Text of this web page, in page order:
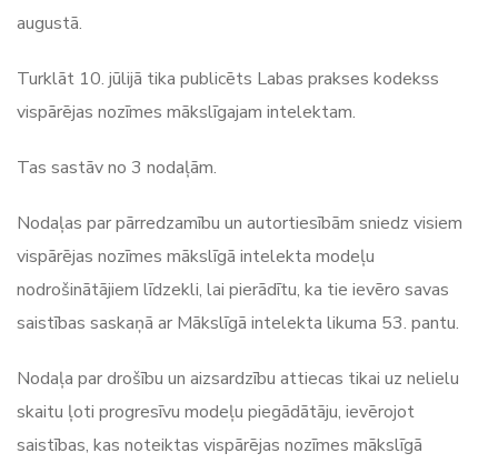
augustā.
Turklāt 10. jūlijā tika publicēts Labas prakses kodekss
vispārējas nozīmes mākslīgajam intelektam.
Tas sastāv no 3 nodaļām.
Nodaļas par pārredzamību un autortiesībām sniedz visiem
vispārējas nozīmes mākslīgā intelekta modeļu
nodrošinātājiem līdzekli, lai pierādītu, ka tie ievēro savas
saistības saskaņā ar Mākslīgā intelekta likuma 53. pantu.
Nodaļa par drošību un aizsardzību attiecas tikai uz nelielu
skaitu ļoti progresīvu modeļu piegādātāju, ievērojot
saistības, kas noteiktas vispārējas nozīmes mākslīgā